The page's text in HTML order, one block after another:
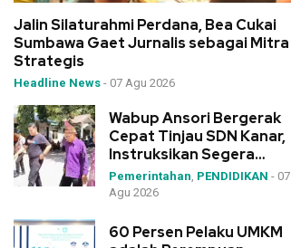
Jalin Silaturahmi Perdana, Bea Cukai
Sumbawa Gaet Jurnalis sebagai Mitra
Strategis
Headline News - 07 Agu 2026
Wabup Ansori Bergerak
Cepat Tinjau SDN Kanar,
Instruksikan Segera
Pengadaan Meja-Kursi
Pemerintahan, PENDIDIKAN - 07
Agu 2026
60 Persen Pelaku UMKM